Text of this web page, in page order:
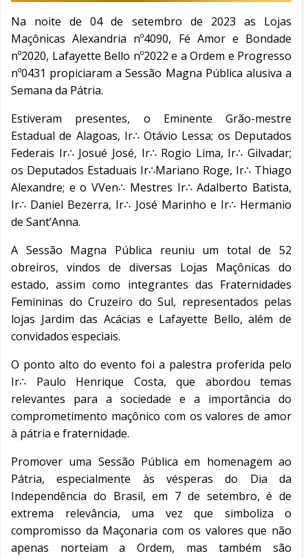
Na noite de 04 de setembro de 2023 as Lojas
Maçônicas Alexandria nº4090, Fé Amor e Bondade
nº2020, Lafayette Bello nº2022 e a Ordem e Progresso
nº0431 propiciaram a Sessão Magna Pública alusiva a
Semana da Pátria.
Estiveram presentes, o Eminente Grão-mestre
Estadual de Alagoas, Ir∴ Otávio Lessa; os Deputados
Federais Ir∴ Josué José, Ir∴ Rogio Lima, Ir∴ Gilvadar;
os Deputados Estaduais Ir∴Mariano Roge, Ir∴ Thiago
Alexandre; e o VVen∴ Mestres Ir∴ Adalberto Batista,
Ir∴ Daniel Bezerra, Ir∴ José Marinho e Ir∴ Hermanio
de Sant’Anna.
A Sessão Magna Pública reuniu um total de 52
obreiros, vindos de diversas Lojas Maçônicas do
estado, assim como integrantes das Fraternidades
Femininas do Cruzeiro do Sul, representados pelas
lojas Jardim das Acácias e Lafayette Bello, além de
convidados especiais.
O ponto alto do evento foi a palestra proferida pelo
Ir∴ Paulo Henrique Costa, que abordou temas
relevantes para a sociedade e a importância do
comprometimento maçônico com os valores de amor
à pátria e fraternidade.
Promover uma Sessão Pública em homenagem ao
Pátria, especialmente às vésperas do Dia da
Independência do Brasil, em 7 de setembro, é de
extrema relevância, uma vez que simboliza o
compromisso da Maçonaria com os valores que não
apenas norteiam a Ordem, mas também são